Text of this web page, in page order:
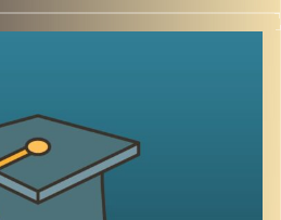
אוניברסיטת רייכמן ממשיכה
באירוע הפתיחה התקיים טקס
תחילת הלימודים הקליניים של
לערכי הרפואה. במסגרת הטקס